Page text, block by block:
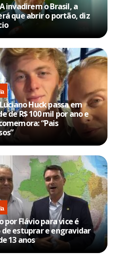
invadirem o Brasil, a
que abrir o portão, diz
Huck passa em
de R$ 100 mil por ano e
“Pais
por Flávio para vice é
de estuprar e engravidar
13 anos